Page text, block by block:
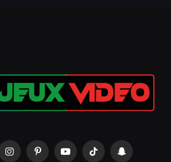
InstagramPinterestYouTubeTikTok Snapchat